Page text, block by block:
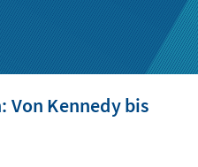
Von Kennedy bis